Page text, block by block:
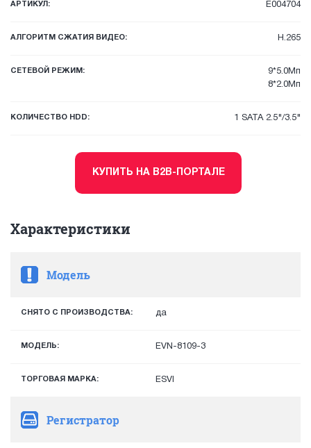
АРТИКУЛ: E004704
АЛГОРИТМ СЖАТИЯ ВИДЕО: H.265
СЕТЕВОЙ РЕЖИМ:
9*5.0Мп
8*2.0Мп
КОЛИЧЕСТВО HDD: 1 SATA 2.5"/3.5"
КУПИТЬ НА B2B-ПОРТАЛЕ
Характеристики
Модель
СНЯТО С ПРОИЗВОДСТВА: да
МОДЕЛЬ: EVN-8109-3
ТОРГОВАЯ МАРКА: ESVI
Регистратор